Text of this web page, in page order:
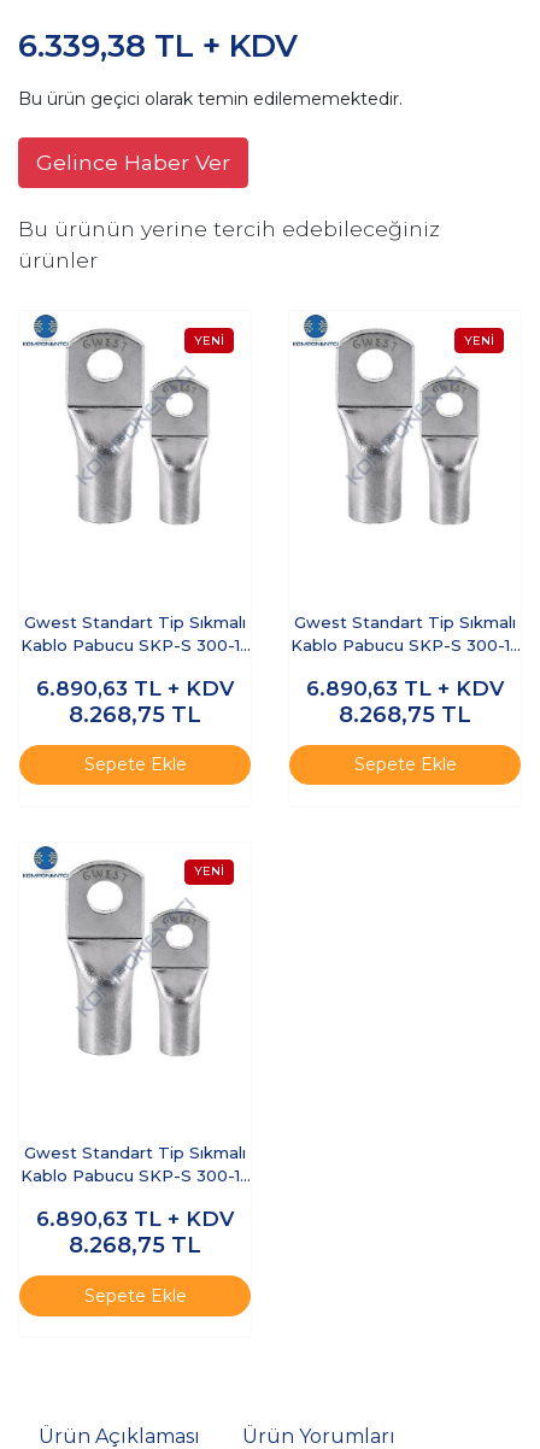
6.339,38 TL + KDV
Bu ürün geçici olarak temin edilememektedir.
Gelince Haber Ver
Bu ürünün yerine tercih edebileceğiniz
ürünler
Gwest Standart Tip Sıkmalı
Kablo Pabucu SKP-S 300-16
6.890,63 TL + KDV
8.268,75 TL
Sepete Ekle
Gwest Standart Tip Sıkmalı
Kablo Pabucu SKP-S 300-14
6.890,63 TL + KDV
8.268,75 TL
Sepete Ekle
Gwest Standart Tip Sıkmalı
Kablo Pabucu SKP-S 300-12
6.890,63 TL + KDV
8.268,75 TL
Sepete Ekle
Ürün Açıklaması Ürün Yorumları